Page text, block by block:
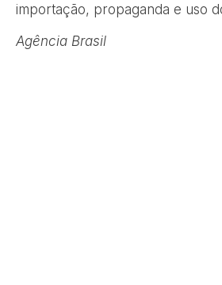
importação, propaganda e uso
Agência Brasil